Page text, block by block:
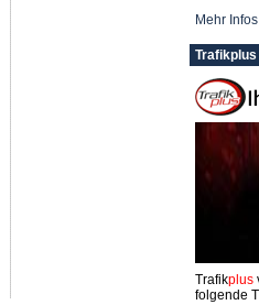
Mehr
Trafikplus
folgende